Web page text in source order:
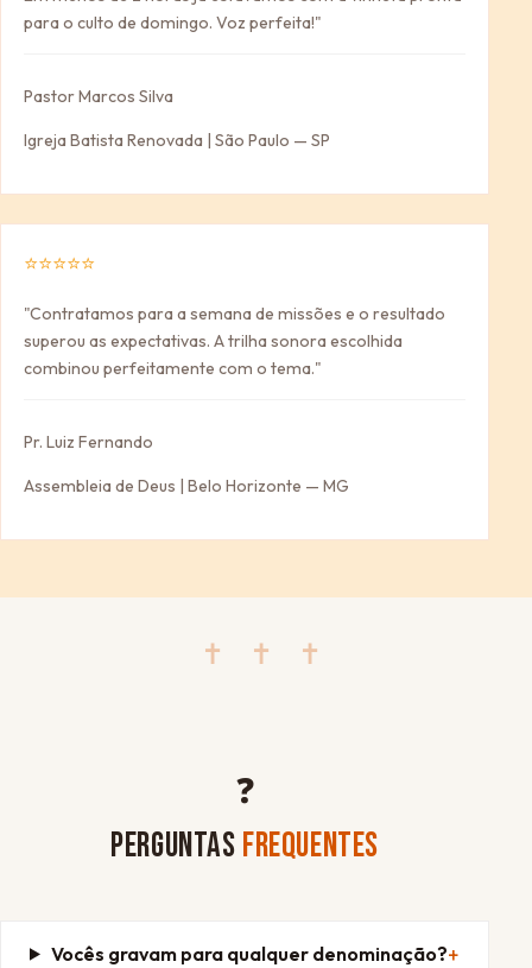
para o culto de domingo. Voz perfeita!"
Pastor Marcos Silva
Igreja Batista Renovada | São Paulo — SP
⭐⭐⭐⭐⭐
"Contratamos para a semana de missões e o resultado
superou as expectativas. A trilha sonora escolhida
combinou perfeitamente com o tema."
Pr. Luiz Fernando
Assembleia de Deus | Belo Horizonte — MG
✝ ✝ ✝
❓
PERGUNTAS FREQUENTES
Vocês gravam para qualquer denominação?